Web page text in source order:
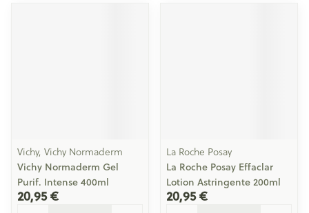
Vichy, Vichy Normaderm
Vichy Normaderm Gel
Purif. Intense 400ml
20,95 €
La Roche Posay
La Roche Posay Effaclar
Lotion Astringente 200ml
20,95 €